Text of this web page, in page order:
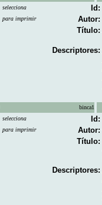
selecciona
para imprimir
Id:
Autor:
Título:
Descriptores:
binca1
selecciona
para imprimir
Id:
Autor:
Título:
Descriptores: